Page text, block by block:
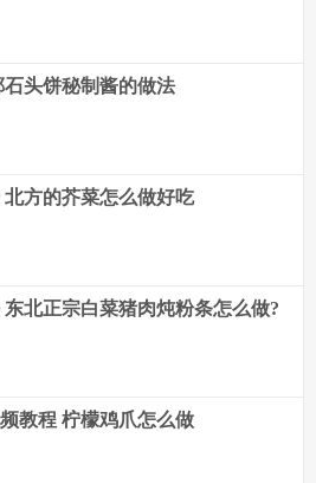
头饼秘制酱的做法
方的芥菜怎么做好吃
北正宗白菜猪肉炖粉条怎么做?
教程 柠檬鸡爪怎么做